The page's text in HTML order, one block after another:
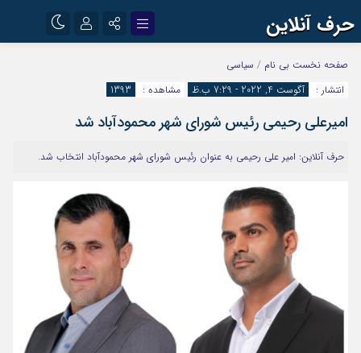
حرف آنلاین
اینستاگرام
آپارات
رمز عبور
صفحه نخست بی نام / سیاسی
انتشار :
آگوست 4, 2022 - 7:29 ب.ظ مشاهده : 1393
امیرعلی رحیمی رئیس شورای شهر محمودآباد شد
حرف آنلاین: امیر علی رحیمی به عنوان رئیس شورای شهر محمودآباد انتخاب شد.